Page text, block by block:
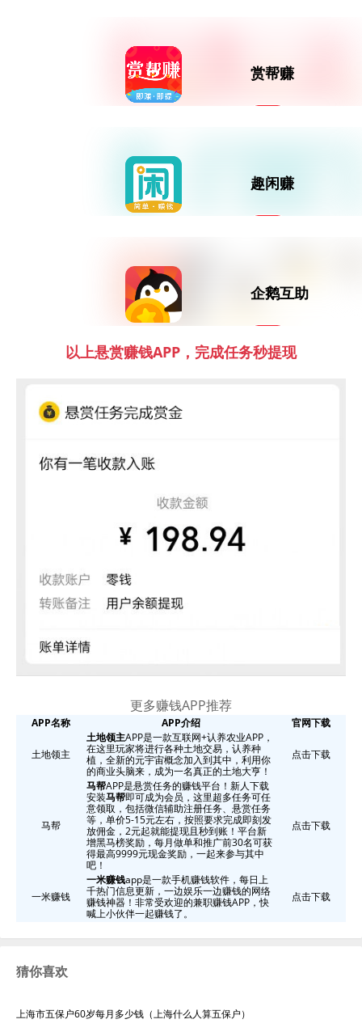
较大的轮胎往往更昂贵，因为它们需要
更多的材料和更复杂的制造工艺。
服务费用因地区和服务商而异
换轮胎的服务费用也会影响总费用。服务费用通常在100
80元左右；而如果是防爆轮胎，则需要300元左右。
普通轮胎更换费用如果是普通轮胎，换四个轮胎的手工费
高端品牌轮胎费用如果要更换国际一线品牌的轮胎，价格
通常在800元到2000元左右。
新能源汽车轮胎费用新能源汽车轮胎需要500元左右一
个。具体的费用也与新能源汽车本身的价位,和轮胎的质量
以及选择的品牌有很大的关系,如果车子本身的价位高,自然
买轮胎的价格也会更高。
获得更准确的报价，建议您咨询当地的汽车维修服务提供
乐助客是一款集互助悬
赏帮赚
赏帮赚APP是一款即赚
造闲暇时间价值
趣闲赚
新人任务领红包，1元秒
你来做！
企鹅互助
以上悬赏赚钱APP，完成任务秒提现
更多赚钱APP推荐
APP名称 APP介绍 官网下载
土地领主
土地领主APP是一款互联网+认养农业APP，
在这里玩家将进行各种土地交易，认养种
植，全新的元宇宙概念加入到其中，利用你
的商业头脑来，成为一名真正的土地大亨！
点击下载
马帮
马帮APP是悬赏任务的赚钱平台！新人下载
安装马帮即可成为会员，这里超多任务可任
意领取，包括微信辅助注册任务、悬赏任务
等，单价5-15元左右，按照要求完成即刻发
放佣金，2元起就能提现且秒到账！平台新
增黑马榜奖励，每月做单和推广前30名可获
得最高9999元现金奖励，一起来参与其中
吧！
点击下载
一米赚钱
一米赚钱app是一款手机赚钱软件，每日上
千热门信息更新，一边娱乐一边赚钱的网络
赚钱神器！非常受欢迎的兼职赚钱APP，快
喊上小伙伴一起赚钱了。
点击下载
猜你喜欢
上海市五保户60岁每月多少钱（上海什么人算五保户）